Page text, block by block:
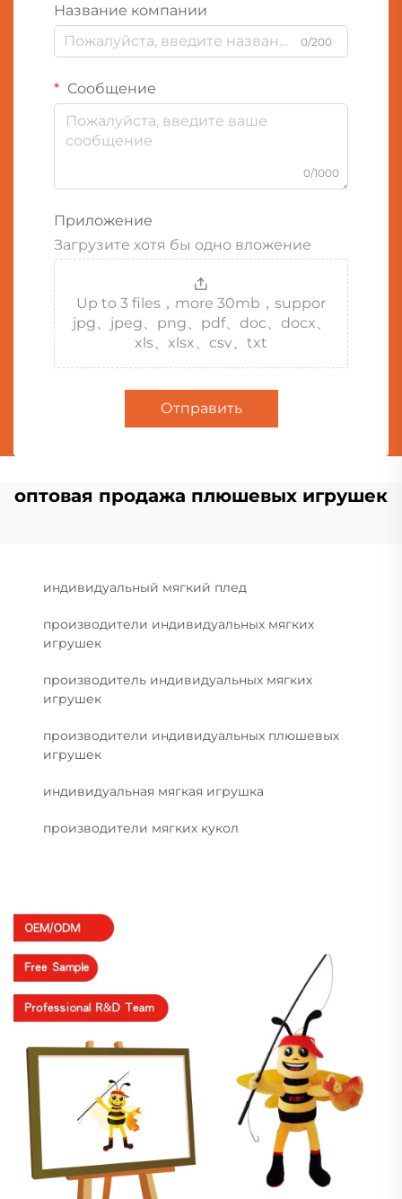
Название компании
0/200
Сообщение
0/1000
Приложение
Загрузите хотя бы одно вложение
Up to 3 files，more 30mb，suppor
jpg、jpeg、png、pdf、doc、docx、
xls、xlsx、csv、txt
Отправить
оптовая продажа плюшевых игрушек
индивидуальный мягкий плед
производители индивидуальных мягких
игрушек
производитель индивидуальных мягких
игрушек
производители индивидуальных плюшевых
игрушек
индивидуальная мягкая игрушка
производители мягких кукол